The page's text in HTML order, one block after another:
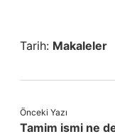
Tarih: Makaleler
Önceki Yazı
Tamim ismi ne